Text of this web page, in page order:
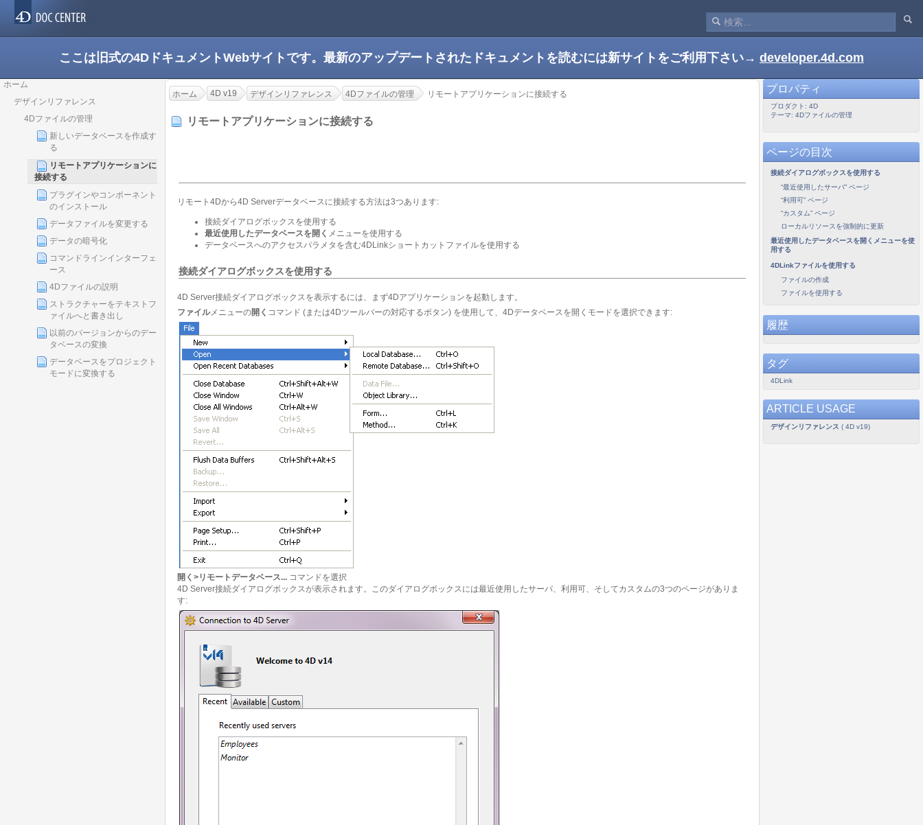
ここは旧式の4DドキュメントWebサイトです。最新のアップデートされたドキュメントを読むには新サイトをご利用下さい→ developer.4d.com
ホーム
デザインリファレンス
4Dファイルの管理
新しいデータベースを作成す
る
リモートアプリケーションに
接続する
プラグインやコンポーネント
のインストール
データファイルを変更する
データの暗号化
コマンドラインインターフェ
ース
4Dファイルの説明
ストラクチャーをテキストフ
ァイルへと書き出し
以前のバージョンからのデー
タベースの変換
データベースをプロジェクト
モードに変換する
ホーム 4D v19 デザインリファレンス 4Dファイルの管理 リモートアプリケーションに接続する
リモートアプリケーションに接続する
リモート4Dから4D Serverデータベースに接続する方法は3つあります:
接続ダイアログボックスを使用する
最近使用したデータベースを開く メニューを使用する
データベースへのアクセスパラメタを含む4DLinkショートカットファイルを使用する
接続ダイアログボックスを使用する
4D Server接続ダイアログボックスを表示するには、まず4Dアプリケーションを起動します。
ファイルメニューの開く コマンド (または4Dツールバーの対応するボタン) を使用して、4Dデータベースを開くモードを選択できます:
開く>リモートデータベース... コマンドを選択
4D Server接続ダイアログボックスが表示されます。このダイアログボックスには最近使用したサーバ、利用可、そしてカスタムの3つのページがありま
す:
プロパティ
プロダクト: 4D
テーマ: 4Dファイルの管理
ページの目次
接続ダイアログボックスを使用する
“最近使用したサーバ” ページ
“利用可” ページ
“カスタム” ページ
ローカルリソースを強制的に更新
最近使用したデータベースを開くメニューを使
用する
4DLinkファイルを使用する
ファイルの作成
ファイルを使用する
履歴
タグ
4DLink
ARTICLE USAGE
デザインリファレンス ( 4D v19)